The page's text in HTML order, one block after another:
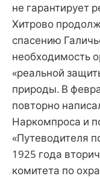
не гарантирует
Хитрово
спасению
необходимость
«реальной
природы. В
повторно
Наркомпроса и
«Путеводителя
1925 года
комитета по